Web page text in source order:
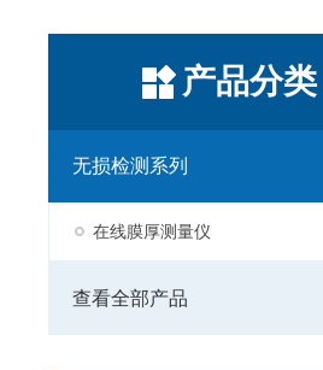
产品分类
无损检测系列
在线膜厚测量仪
查看全部产品